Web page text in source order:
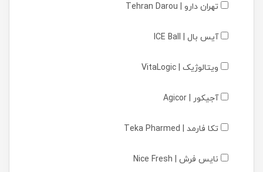
تهران دارو | Tehran Darou
آیس بال | ICE Ball
ویتالوژیک | VitaLogic
آجیکور | Agicor
تکا فارمد | Teka Pharmed
نایس فرش | Nice Fresh